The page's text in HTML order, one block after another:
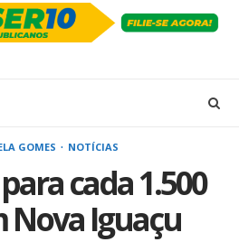
GOMES NOTÍCIAS
cada 1.500
Nova Iguaçu